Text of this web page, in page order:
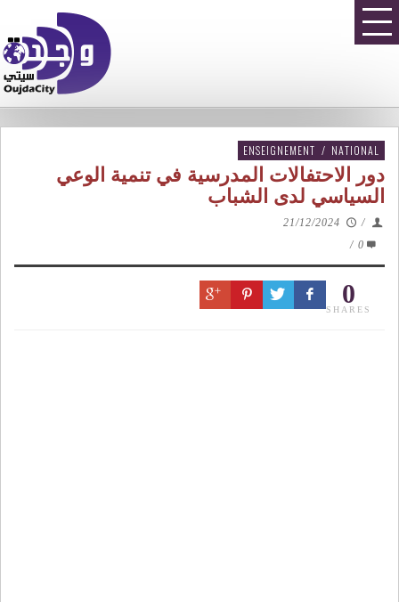
ENSEIGNEMENT / NATIONAL
دور الاحتفالات المدرسية في تنمية الوعي
السياسي لدى الشباب
/
21/12/2024
0
/
0
SHARES